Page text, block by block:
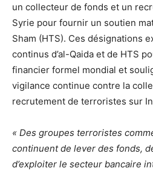
un collecteur de fonds et un
Syrie pour fournir un soutien
Sham (HTS). Ces désignations
continus d’al-Qaida et de HTS
financier formel mondial et
vigilance continue contre la
recrutement de terroristes sur
« Des groupes terroristes
continuent de lever des fonds,
d’exploiter le secteur bancaire